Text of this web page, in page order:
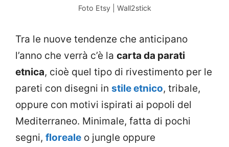
Foto Etsy | Wall2stick
Tra le nuove tendenze che anticipano
l’anno che verrà c’è la carta da parati
etnica, cioè quel tipo di rivestimento per le
pareti con disegni in stile etnico, tribale,
oppure con motivi ispirati ai popoli del
Mediterraneo. Minimale, fatta di pochi
segni, floreale o jungle oppure